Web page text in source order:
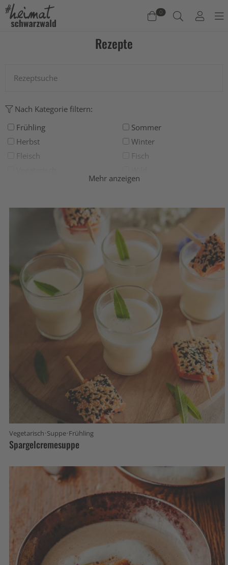
0
Rezepte
Nach Kategorie filtern:
Frühling
Sommer
Herbst
Winter
Fleisch
Fisch
Deftig
Eis
Mehr anzeigen
Vegetarisch·Suppe·Frühling
Spargelcremesuppe